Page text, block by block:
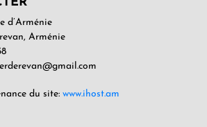
d’Arménie
Arménie
du site: www.ihost.am